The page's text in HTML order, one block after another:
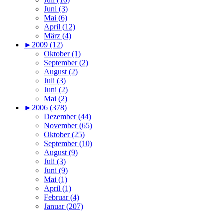
Juni (3)
Mai (6)
April (12)
März (4)
► 2009 (12)
Oktober (1)
September (2)
August (2)
Juli (3)
Juni (2)
Mai (2)
► 2006 (378)
Dezember (44)
November (65)
Oktober (25)
September (10)
August (9)
Juli (3)
Juni (9)
Mai (1)
April (1)
Februar (4)
Januar (207)